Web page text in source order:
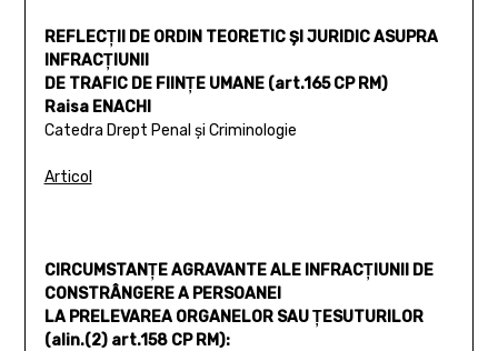
REFLECŢII DE ORDIN TEORETIC ŞI JURIDIC ASUPRA
INFRACŢIUNII
DE TRAFIC DE FIINŢE UMANE (art.165 CP RM)
Raisa ENACHI
Catedra Drept Penal şi Criminologie
Articol
CIRCUMSTANŢE AGRAVANTE ALE INFRACŢIUNII DE
CONSTRÂNGERE A PERSOANEI
LA PRELEVAREA ORGANELOR SAU ŢESUTURILOR
(alin.(2) art.158 CP RM):